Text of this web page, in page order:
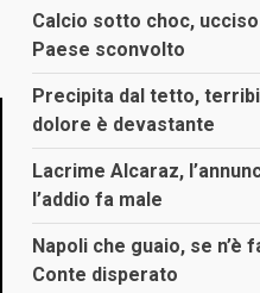
Calcio sotto choc, ucciso
Paese sconvolto
Precipita dal tetto,
dolore è devastante
Lacrime Alcaraz,
l’addio fa male
Napoli che guaio, se n’è
Conte disperato